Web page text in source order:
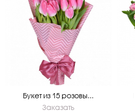
Букет из 15 розовы...
Заказать